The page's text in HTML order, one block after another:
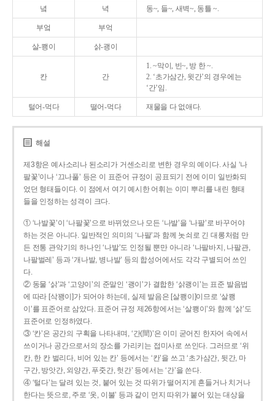
녘 녁 동~, 들~, 새벽~, 동틀 ~.
부엌 부억
살-쾡이 삵-괭이
칸 간
1. ~막이, 빈~, 방 한 ~.
2. ‘초가삼간, 윗간’의 경우에는
‘간’임.
털어-먹다 떨어-먹다 재물을 다 없애다.
해설
제3항은 예사소리나 된소리가 거센소리로 변한 경우의 예이다. 사실 ‘나
팔꽃’이나 ‘끄나풀’ 등은 이 표준어 규정이 공표되기 전에 이미 일반화되
었던 형태들이다. 이 점에서 여기 예시한 어휘는 이미 뿌리를 내린 형태
들을 인정하는 성격이 크다.
① ‘나발꽃’이 ‘나팔꽃’으로 바뀌었으나 모든 ‘나발’을 ‘나팔’로 바꾸어야
하는 것은 아니다. 일반적인 의미의 ‘나팔’과 함께 놋쇠로 긴 대롱처럼 만
든 전통 관악기의 하나인 ‘나발’도 인정될 뿐만 아니라 ‘나팔바지, 나팔관,
나팔벌레’ 등과 ‘개나발, 병나발’ 등의 합성어에서도 각각 구별되어 쓰인
다.
② 동물 ‘삵’과 ‘고양이’의 준말인 ‘괭이’가 결합한 ‘삵괭이’는 표준 발음법
에 따라 [삭꽹이]가 되어야 하는데, 실제 발음은 [살쾡이]이므로 ‘살쾡
이’를 표준어로 삼았다. 표준어 규정 제26항에서는 ‘살쾡이’와 함께 ‘삵’도
표준어로 인정하였다.
③ ‘칸’은 공간의 구획을 나타내며, ‘간(間)’은 이미 굳어진 한자어 속에서
쓰이거나 공간으로서의 장소를 가리키는 접미사로 쓰인다. 그러므로 ‘위
칸, 한 칸 벌리다, 비어 있는 칸’ 등에서는 ‘칸’을 쓰고 ‘초가삼간, 뒷간, 마
구간, 방앗간, 외양간, 푸줏간, 헛간’ 등에서는 ‘간’을 쓴다.
④ ‘털다’는 달려 있는 것, 붙어 있는 것 따위가 떨어지게 흔들거나 치거나
한다는 뜻으로, 주로 ‘옷, 이불’ 등과 같이 먼지 따위가 붙어 있는 대상을